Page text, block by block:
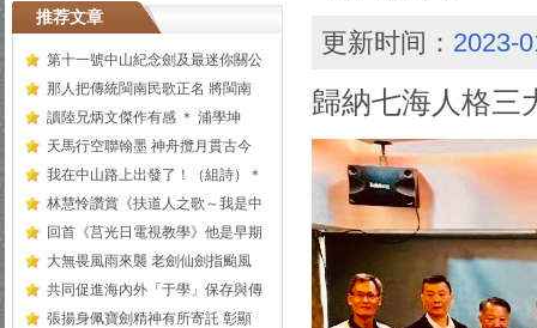
推荐文章
第十一號中山紀念劍及最迷你關公
那人把傳統閩南民歌正名 將閩南
讀陸兄炳文傑作有感 ＊ 浦學坤
天馬行空聯翰墨 神舟攬月貫古今
我在中山路上出發了！（組詩）＊
林慧怜讚賞《扶道人之歌～我是中
回首《莒光日電視教學》他是早期
大無畏風雨來襲 老劍仙劍指颱風
共同促進海內外「于學」保存與傳
張揚身佩寶劍精神有所寄託 彰顯
更新时间： 2023-
歸納七海人格三